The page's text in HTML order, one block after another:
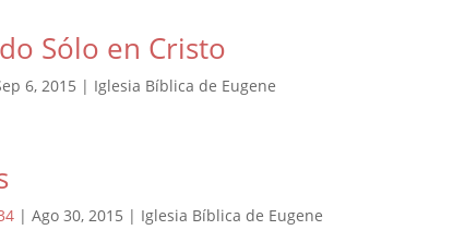
Sólo en Cristo
6, 2015 | Iglesia Bíblica de Eugene
| Ago 30, 2015 | Iglesia Bíblica de Eugene